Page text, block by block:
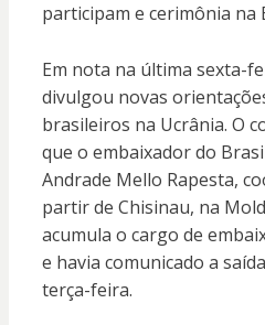
participam e cerimônia na
Em nota na última sexta-
divulgou novas
brasileiros na Ucrânia. O
que o embaixador do
Andrade Mello Rapesta,
partir de Chisinau, na
acumula o cargo de
e havia comunicado a
terça-feira.